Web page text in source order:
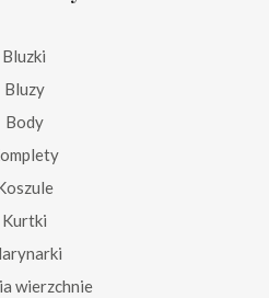
Bluzki
Bluzy
Body
Kurtki
wierzchnie